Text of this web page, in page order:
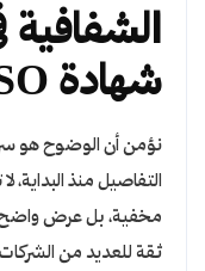
شهادة ISO
نؤمن أن الوضوح هو سر
التفاصيل منذ
مخفية، بل عرض
ثقة للعديد من